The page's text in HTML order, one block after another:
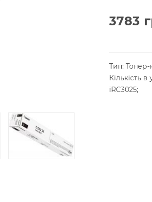
3783
Тип:
Кількість в
iRC3025;